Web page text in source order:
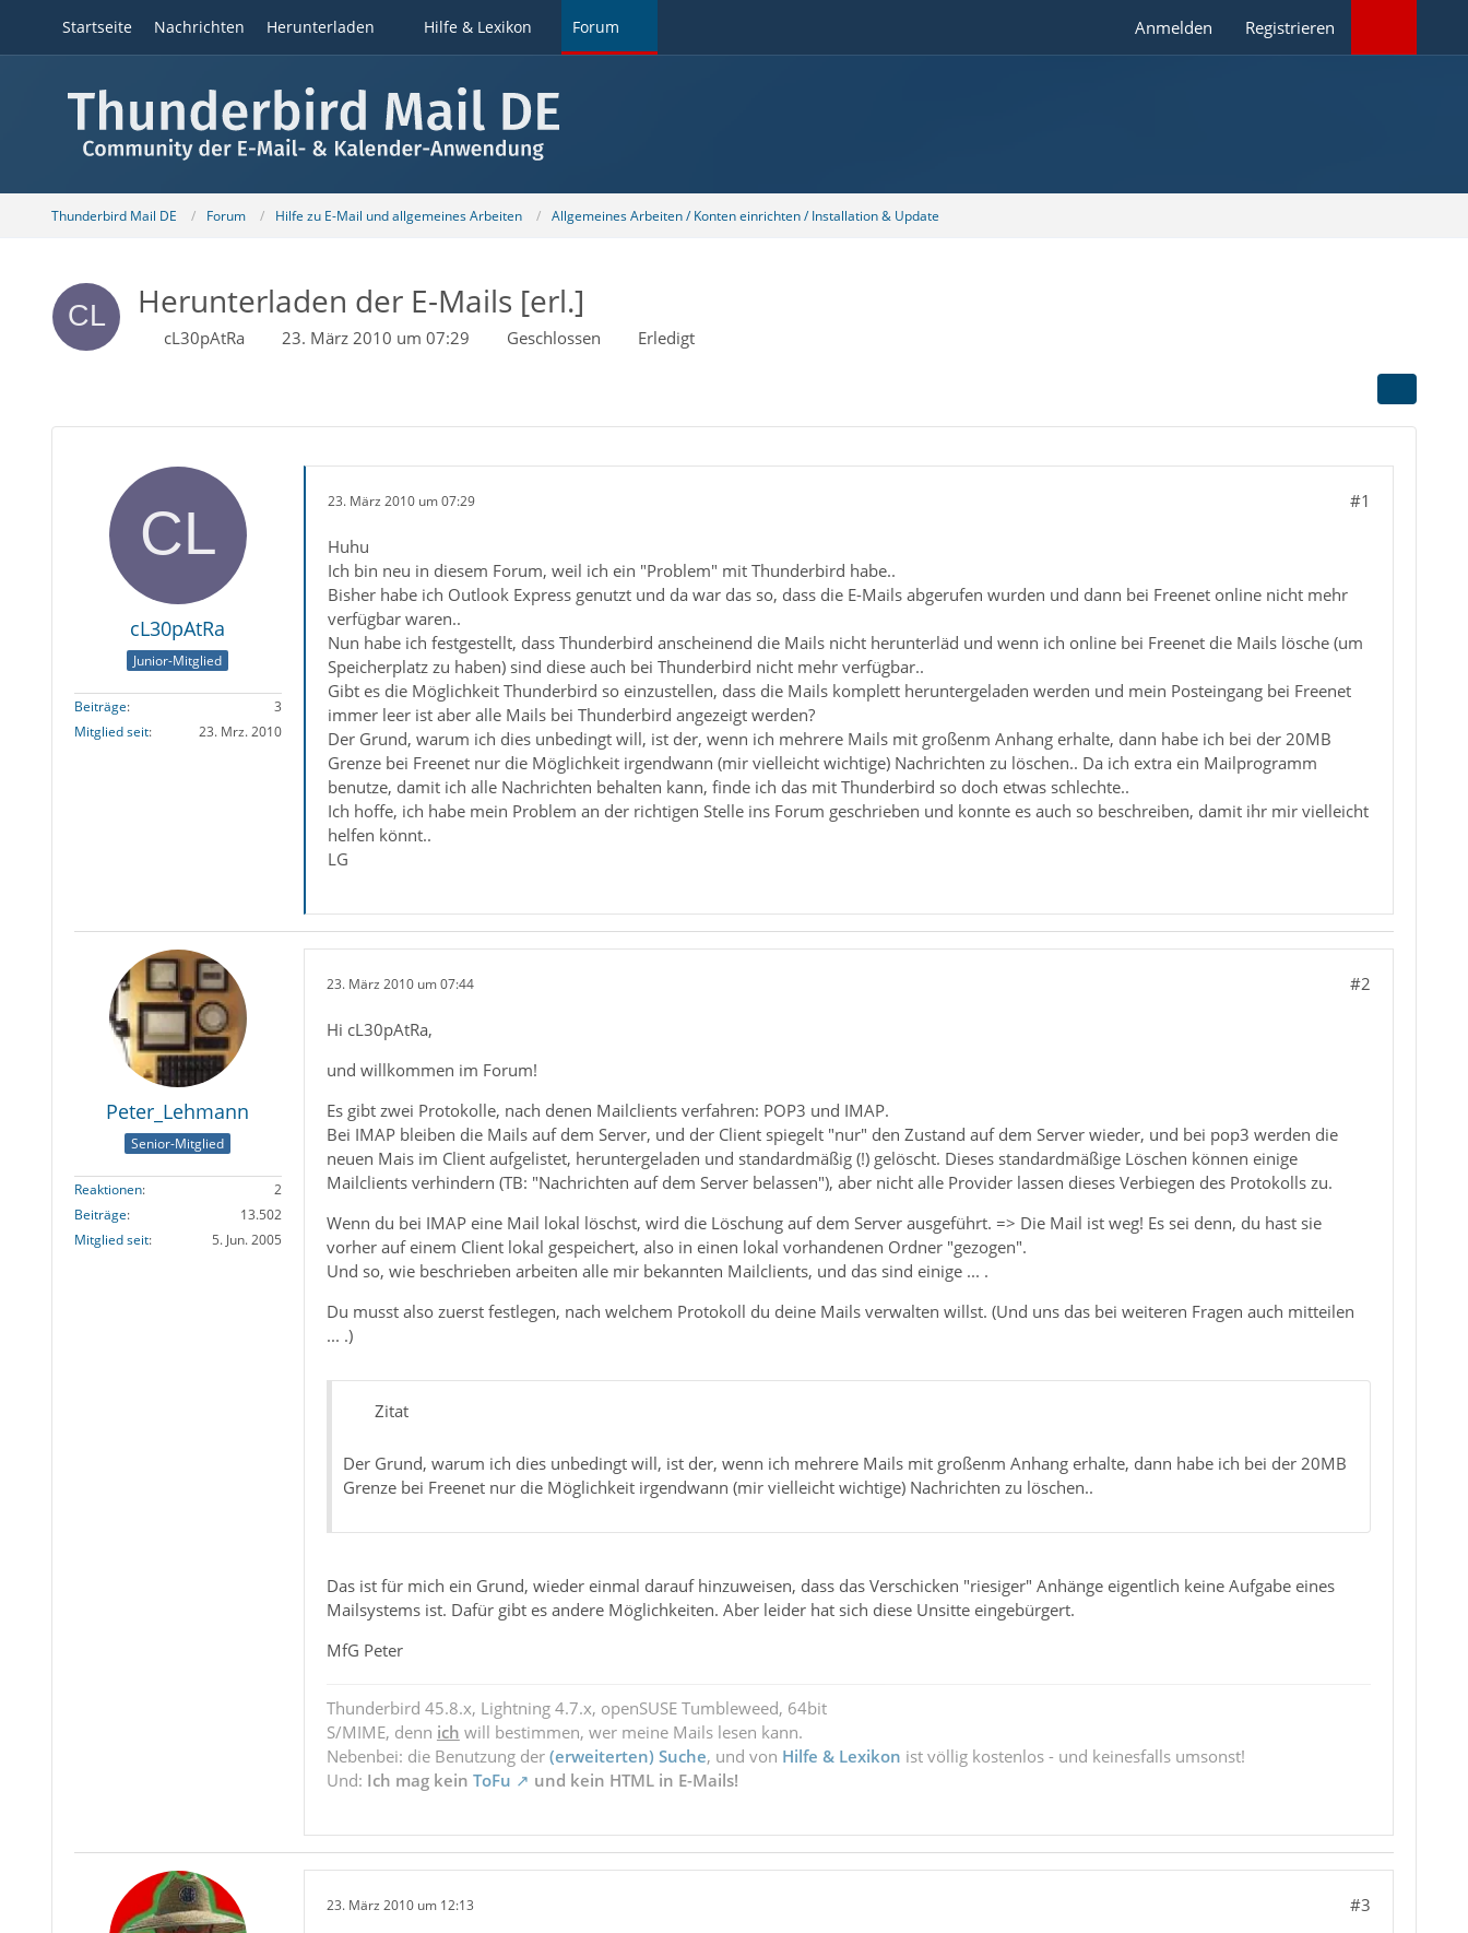
Startseite Nachrichten Herunterladen Hilfe & Lexikon Forum Anmelden Registrieren
Thunderbird Mail DE Forum Hilfe zu E-Mail und allgemeines Arbeiten Allgemeines Arbeiten / Konten einrichten / Installation & Update
Herunterladen der E-Mails [erl.]
cL30pAtRa 23. März 2010 um 07:29 Geschlossen Erledigt
cL30pAtRa
Junior-Mitglied
Beiträge
3
Mitglied seit
23. Mrz. 2010
23. März 2010 um 07:29 #1
Huhu
Ich bin neu in diesem Forum, weil ich ein "Problem" mit Thunderbird habe..
Bisher habe ich Outlook Express genutzt und da war das so, dass die E-Mails abgerufen wurden und dann bei Freenet online nicht mehr
verfügbar waren..
Nun habe ich festgestellt, dass Thunderbird anscheinend die Mails nicht herunterläd und wenn ich online bei Freenet die Mails lösche (um
Speicherplatz zu haben) sind diese auch bei Thunderbird nicht mehr verfügbar..
Gibt es die Möglichkeit Thunderbird so einzustellen, dass die Mails komplett heruntergeladen werden und mein Posteingang bei Freenet
immer leer ist aber alle Mails bei Thunderbird angezeigt werden?
Der Grund, warum ich dies unbedingt will, ist der, wenn ich mehrere Mails mit großenm Anhang erhalte, dann habe ich bei der 20MB
Grenze bei Freenet nur die Möglichkeit irgendwann (mir vielleicht wichtige) Nachrichten zu löschen.. Da ich extra ein Mailprogramm
benutze, damit ich alle Nachrichten behalten kann, finde ich das mit Thunderbird so doch etwas schlechte..
Ich hoffe, ich habe mein Problem an der richtigen Stelle ins Forum geschrieben und konnte es auch so beschreiben, damit ihr mir vielleicht
helfen könnt..
LG
Peter_Lehmann
Senior-Mitglied
Reaktionen
2
Beiträge
13.502
Mitglied seit
5. Jun. 2005
23. März 2010 um 07:44 #2
Hi cL30pAtRa,
und willkommen im Forum!
Es gibt zwei Protokolle, nach denen Mailclients verfahren: POP3 und IMAP.
Bei IMAP bleiben die Mails auf dem Server, und der Client spiegelt "nur" den Zustand auf dem Server wieder, und bei pop3 werden die
neuen Mais im Client aufgelistet, heruntergeladen und standardmäßig (!) gelöscht. Dieses standardmäßige Löschen können einige
Mailclients verhindern (TB: "Nachrichten auf dem Server belassen"), aber nicht alle Provider lassen dieses Verbiegen des Protokolls zu.
Wenn du bei IMAP eine Mail lokal löschst, wird die Löschung auf dem Server ausgeführt. => Die Mail ist weg! Es sei denn, du hast sie
vorher auf einem Client lokal gespeichert, also in einen lokal vorhandenen Ordner "gezogen".
Und so, wie beschrieben arbeiten alle mir bekannten Mailclients, und das sind einige ... .
Du musst also zuerst festlegen, nach welchem Protokoll du deine Mails verwalten willst. (Und uns das bei weiteren Fragen auch mitteilen
... .)
Zitat
Der Grund, warum ich dies unbedingt will, ist der, wenn ich mehrere Mails mit großenm Anhang erhalte, dann habe ich bei der 20MB
Grenze bei Freenet nur die Möglichkeit irgendwann (mir vielleicht wichtige) Nachrichten zu löschen..
Das ist für mich ein Grund, wieder einmal darauf hinzuweisen, dass das Verschicken "riesiger" Anhänge eigentlich keine Aufgabe eines
Mailsystems ist. Dafür gibt es andere Möglichkeiten. Aber leider hat sich diese Unsitte eingebürgert.
MfG Peter
Thunderbird 45.8.x, Lightning 4.7.x, openSUSE Tumbleweed, 64bit
S/MIME, denn ich will bestimmen, wer meine Mails lesen kann.
Nebenbei: die Benutzung der (erweiterten) Suche, und von Hilfe & Lexikon ist völlig kostenlos - und keinesfalls umsonst!
Und: Ich mag kein ToFu und kein HTML in E-Mails!
23. März 2010 um 12:13 #3